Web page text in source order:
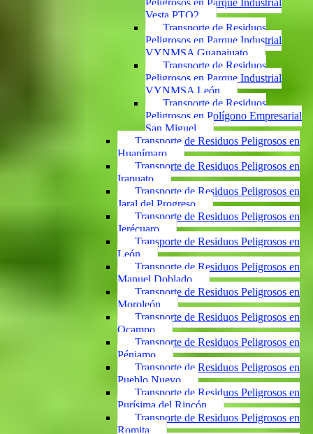
Peligrosos en Parque Industrial
Vesta PTO2
Transporte de Residuos
Peligrosos en Parque Industrial
VYNMSA Guanajuato
Transporte de Residuos
Peligrosos en Parque Industrial
VYNMSA León
Transporte de Residuos
Peligrosos en Polígono Empresarial
San Miguel
Transporte de Residuos Peligrosos en
Huanímaro
Transporte de Residuos Peligrosos en
Irapuato
Transporte de Residuos Peligrosos en
Jaral del Progreso
Transporte de Residuos Peligrosos en
Jerécuaro
Transporte de Residuos Peligrosos en
León
Transporte de Residuos Peligrosos en
Manuel Doblado
Transporte de Residuos Peligrosos en
Moroleón
Transporte de Residuos Peligrosos en
Ocampo
Transporte de Residuos Peligrosos en
Pénjamo
Transporte de Residuos Peligrosos en
Pueblo Nuevo
Transporte de Residuos Peligrosos en
Purísima del Rincón
Transporte de Residuos Peligrosos en
Romita